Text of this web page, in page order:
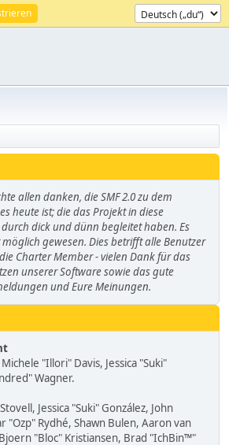
allen danken, die SMF 2.0 zu dem
heute ist; die das Projekt in diese
dick und dünn begleitet haben. Es
gewesen. Dies betrifft alle Benutzer
Charter Member - vielen Dank für das
unserer Software sowie das gute
und Eure Meinungen.
"Illori" Davis, Jessica "Suki"
Wagner.
Jessica "Suki" González, John
"Ozp" Rydhé, Shawn Bulen, Aaron van
"Bloc" Kristiansen, Brad "IchBin™"